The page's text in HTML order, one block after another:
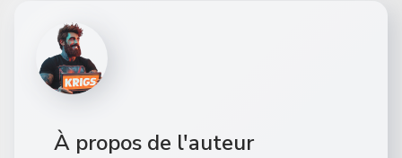
À propos de l'auteur